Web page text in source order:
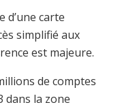
d’une carte
simplifié aux
est majeure.
de comptes
dans la zone